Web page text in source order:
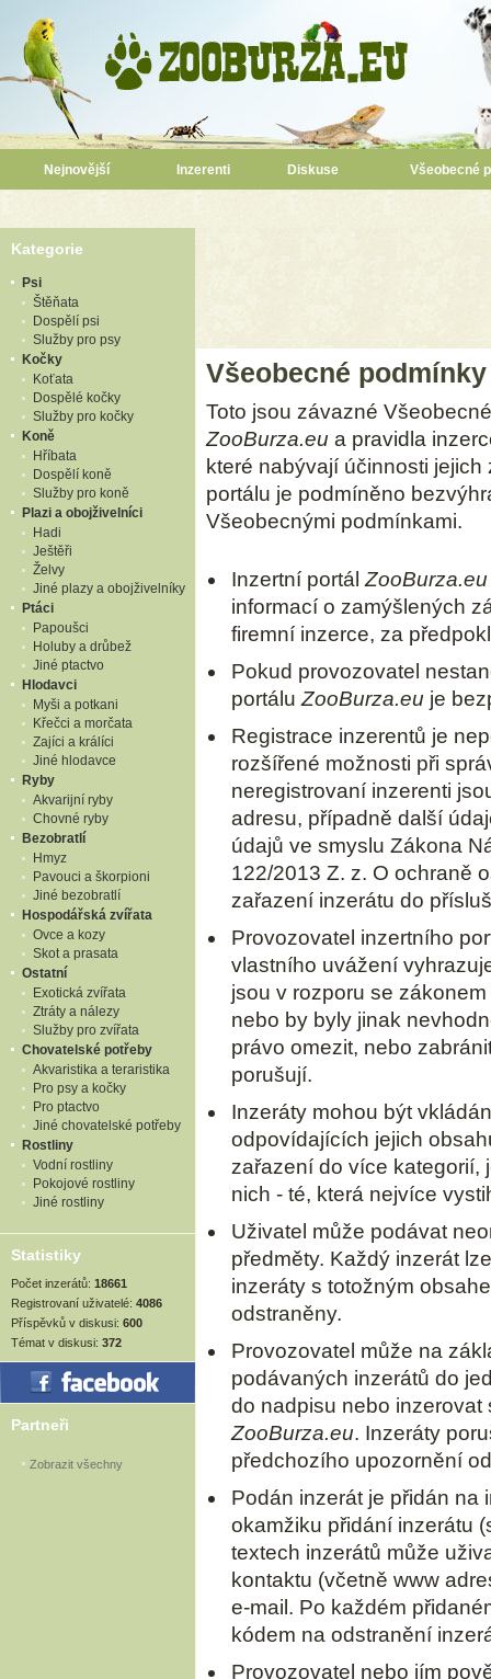
Nejnovější Inzerenti Diskuse Všeobecné
Kategorie
Psi
Štěňata
Dospělí psi
Služby pro psy
Kočky
Koťata
Dospělé kočky
Služby pro kočky
Koně
Hříbata
Dospělí koně
Služby pro koně
Plazi a obojživelníci
Hadi
Ještěři
Želvy
Jiné plazy a obojživelníky
Ptáci
Papoušci
Holuby a drůbež
Jiné ptactvo
Hlodavci
Myši a potkani
Křečci a morčata
Zajíci a králíci
Jiné hlodavce
Ryby
Akvarijní ryby
Chovné ryby
Bezobratlí
Hmyz
Pavouci a škorpioni
Jiné bezobratlí
Hospodářská zvířata
Ovce a kozy
Skot a prasata
Ostatní
Exotická zvířata
Ztráty a nálezy
Služby pro zvířata
Chovatelské potřeby
Akvaristika a teraristika
Pro psy a kočky
Pro ptactvo
Jiné chovatelské potřeby
Rostliny
Vodní rostliny
Pokojové rostliny
Jiné rostliny
Statistiky
Počet inzerátů: 18661
Registrovaní uživatelé: 4086
Příspěvků v diskusi: 600
Témat v diskusi: 372
Partneři
Zobrazit všechny
Všeobecné podmínky
Toto jsou závazné
ZooBurza.eu a pravidla
které nabývají účinnosti
portálu je podmíněno
Všeobecnými podmínkami.
Inzertní portál ZooBurza.eu
informací o zamýšlených
firemní inzerce, za
Pokud provozovatel
portálu ZooBurza.eu je
Registrace inzerentů je
rozšířené možnosti při
neregistrovaní inzerenti
adresu, případně další
údajů ve smyslu Zákona
122/2013 Z. z. O ochraně
zařazení inzerátu do
Provozovatel inzertního
vlastního uvážení
jsou v rozporu se
nebo by byly jinak
právo omezit, nebo
porušují.
Inzeráty mohou být
odpovídajících jejich
zařazení do více kategorií,
nich - té, která nejvíce
Uživatel může podávat
předměty. Každý inzerát
inzeráty s totožným
odstraněny.
Provozovatel může na
podávaných inzerátů do
do nadpisu nebo
ZooBurza.eu. Inzeráty
předchozího upozornění
Podán inzerát je přidán na
okamžiku přidání inzerátu
textech inzerátů může
kontaktu (včetně www
e-mail. Po každém
kódem na odstranění
Provozovatel nebo jím